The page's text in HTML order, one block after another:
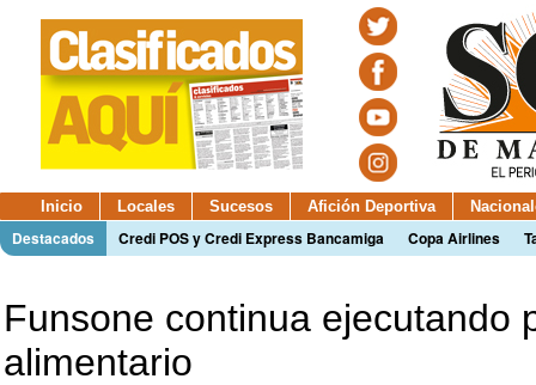
Inicio Locales Sucesos Afición Deportiva
Destacados Credi POS y Credi Express Bancamiga Copa Airlines
Funsone continua ejecutando
alimentario